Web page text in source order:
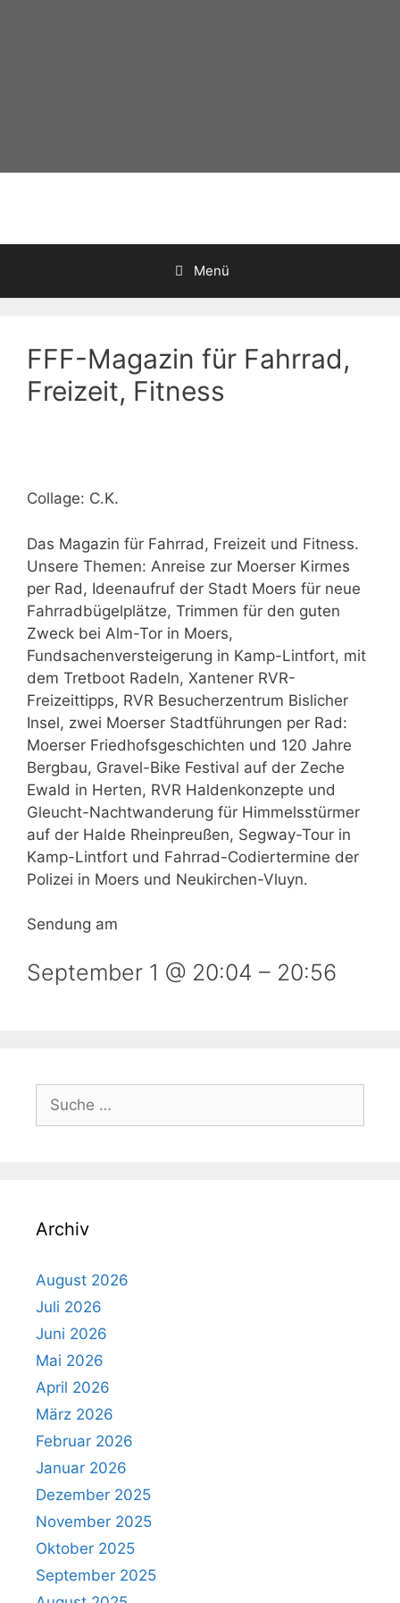
Menü
FFF-Magazin für Fahrrad,
Freizeit, Fitness
Collage: C.K.
Das Magazin für Fahrrad, Freizeit und Fitness.
Unsere Themen: Anreise zur Moerser Kirmes
per Rad, Ideenaufruf der Stadt Moers für neue
Fahrradbügelplätze, Trimmen für den guten
Zweck bei Alm-Tor in Moers,
Fundsachenversteigerung in Kamp-Lintfort, mit
dem Tretboot Radeln, Xantener RVR-
Freizeittipps, RVR Besucherzentrum Bislicher
Insel, zwei Moerser Stadtführungen per Rad:
Moerser Friedhofsgeschichten und 120 Jahre
Bergbau, Gravel-Bike Festival auf der Zeche
Ewald in Herten, RVR Haldenkonzepte und
Gleucht-Nachtwanderung für Himmelsstürmer
auf der Halde Rheinpreußen, Segway-Tour in
Kamp-Lintfort und Fahrrad-Codiertermine der
Polizei in Moers und Neukirchen-Vluyn.
Sendung am
September 1 @ 20:04 – 20:56
nach:
Archiv
August 2026
Juli 2026
Juni 2026
Mai 2026
April 2026
März 2026
Februar 2026
Januar 2026
Dezember 2025
November 2025
Oktober 2025
September 2025